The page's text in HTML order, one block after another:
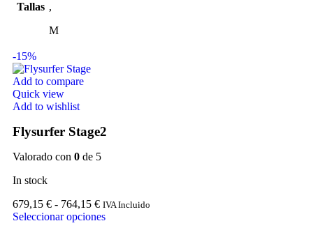
Tallas ,
M
-15%
Add to compare
Quick view
Add to wishlist
Flysurfer Stage2
Valorado con 0 de 5
In stock
679,15 € - 764,15 € IVA Incluido
Seleccionar opciones